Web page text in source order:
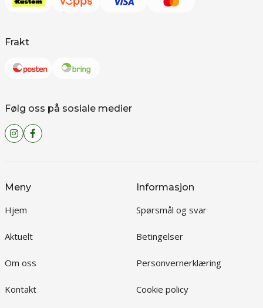
Frakt
Følg oss på sosiale medier
Meny
Hjem
Aktuelt
Om oss
Kontakt
Informasjon
Spørsmål og svar
Betingelser
Personvernerklæring
Cookie policy